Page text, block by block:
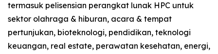
termasuk pelisensian perangkat lunak HPC untuk
sektor olahraga & hiburan, acara & tempat
pertunjukan, bioteknologi, pendidikan, teknologi
keuangan, real estate, perawatan kesehatan, energi,